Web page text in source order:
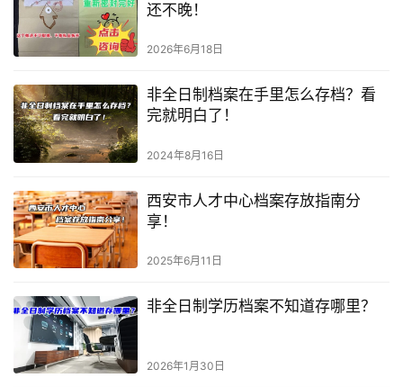
还不晚！
2026年6月18日
非全日制档案在手里怎么存档？看
完就明白了！
2024年8月16日
西安市人才中心档案存放指南分
享！
2025年6月11日
非全日制学历档案不知道存哪里？
2026年1月30日